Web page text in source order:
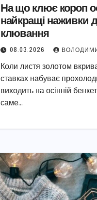
На що клює короп
найкращі наживки
клювання
08.03.2026
Коли листя золотом
ставках набуває
виходить на осінній
саме…